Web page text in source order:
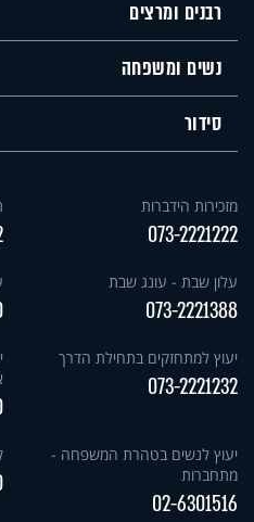
רבנים ומרצים
נשים ומשפחה
סידור
מזכירות הידברות
073-2221222
עלון שבת - עונג שבת
073-2221388
יעוץ למתחזקים בתחילת הדרך
073-2221232
יעוץ לנשים בטהרת המשפחה -
מתחברות
02-6301516